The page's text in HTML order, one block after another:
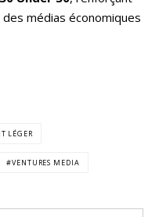
médias économiques
LÉGER
VENTURES MEDIA